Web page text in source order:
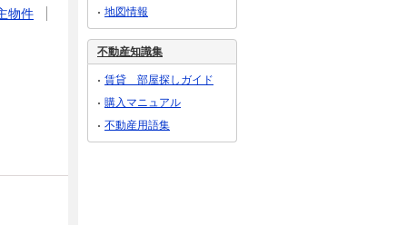
物件
地図情報
不動産知識集
賃貸 部屋探しガイド
購入マニュアル
不動産用語集